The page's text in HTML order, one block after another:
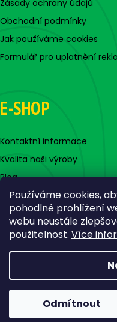
Používáme cookies,
pohodlné prohlížení
webu neustále
použitelnost. Více
Odmítnout
Zásady ochrany údajů
Obchodní podmínky
Jak používáme cookies
Formulář pro uplatnění
E-SHOP
Kontaktní informace
Kvalita naši výroby
Blog
Copyright 2026
Upravit